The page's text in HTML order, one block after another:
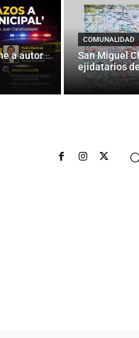
a autor
COMUNALIDAD
San Miguel
ejidatarios